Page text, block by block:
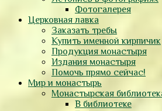
Фотогалерея
Церковная лавка
Заказать требы
Купить именной кирпичик
Продукция монастыря
Издания монастыря
Помочь прямо сейчас!
Мир и монастырь
Монастырская
В библиотеке